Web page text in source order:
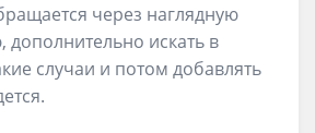
через наглядную
искать в
случаи и потом добавлять